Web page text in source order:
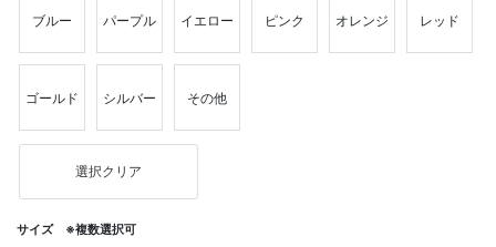
ブルー パープル イエロー ピンク オレンジ レッド
ゴールド シルバー その他
選択クリア
サイズ ※複数選択可